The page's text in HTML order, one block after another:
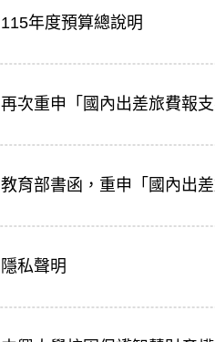
115年度預算總說明
再次重申「國內出差旅費報
教育部書函，重申「國內出
隱私聲明